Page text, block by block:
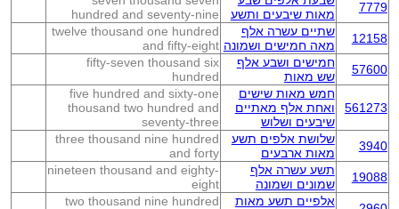
7779
מאות שיבעים ותשע
hundred and seventy-nine
12158
שתיים עשרה אלף
מאה חמישים ושמונה
twelve thousand one hundred
and fifty-eight
57600
חמישים ושבע אלף
שש מאות
fifty-seven thousand six
hundred
561273
חמש מאות שישים
ואחת אלף מאתיים
שיבעים ושלוש
five hundred and sixty-one
thousand two hundred and
seventy-three
3940
שלושת אלפים תשע
מאות ארבעים
three thousand nine hundred
and forty
19088
תשע עשרה אלף
שמונים ושמונה
nineteen thousand and eighty-
eight
אלפיים תשע מאות
two thousand nine hundred